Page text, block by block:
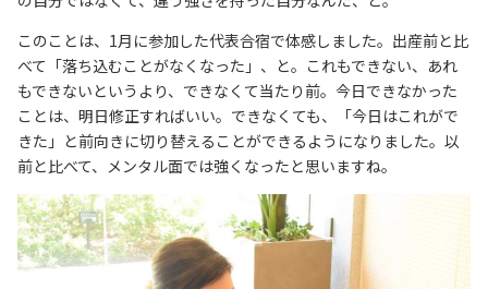
このことは、1月に参加した代表合宿で体感しました。出産前と比
べて「落ち込むことがなくなった」、と。これもできない、あれ
もできないというより、できなくて当たり前。今日できなかった
ことは、明日修正すればいい。できなくても、「今日はこれがで
きた」と前向きに切り替えることができるようになりました。以
前と比べて、メンタル面では強くなったと思いますね。